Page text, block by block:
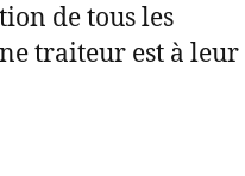
de tous les
traiteur est à leur